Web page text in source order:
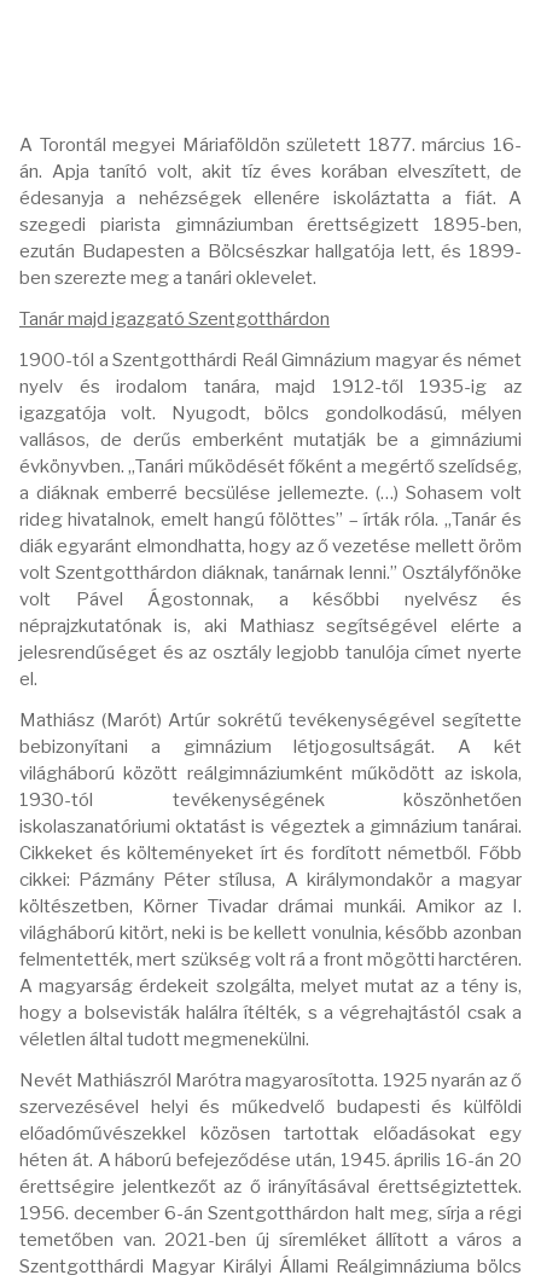
A Torontál megyei Máriaföldön született 1877. március 16-
án. Apja tanító volt, akit tíz éves korában elveszített, de
édesanyja a nehézségek ellenére iskoláztatta a fiát. A
szegedi piarista gimnáziumban érettségizett 1895-ben,
ezután Budapesten a Bölcsészkar hallgatója lett, és 1899-
ben szerezte meg a tanári oklevelet.
Tanár majd igazgató Szentgotthárdon
1900-tól a Szentgotthárdi Reál Gimnázium magyar és német
nyelv és irodalom tanára, majd 1912-től 1935-ig az
igazgatója volt. Nyugodt, bölcs gondolkodású, mélyen
vallásos, de derűs emberként mutatják be a gimnáziumi
évkönyvben. „Tanári működését főként a megértő szelídség,
a diáknak emberré becsülése jellemezte. (…) Sohasem volt
rideg hivatalnok, emelt hangú fölöttes” – írták róla. „Tanár és
diák egyaránt elmondhatta, hogy az ő vezetése mellett öröm
volt Szentgotthárdon diáknak, tanárnak lenni.” Osztályfőnöke
volt Pável Ágostonnak, a későbbi nyelvész és
néprajzkutatónak is, aki Mathiasz segítségével elérte a
jelesrendűséget és az osztály legjobb tanulója címet nyerte
el.
Mathiász (Marót) Artúr sokrétű tevékenységével segítette
bebizonyítani a gimnázium létjogosultságát. A két
világháború között reálgimnáziumként működött az iskola,
1930-tól tevékenységének köszönhetően
iskolaszanatóriumi oktatást is végeztek a gimnázium tanárai.
Cikkeket és költeményeket írt és fordított németből. Főbb
cikkei: Pázmány Péter stílusa, A királymondakör a magyar
költészetben, Körner Tivadar drámai munkái. Amikor az I.
világháború kitört, neki is be kellett vonulnia, később azonban
felmentették, mert szükség volt rá a front mögötti harctéren.
A magyarság érdekeit szolgálta, melyet mutat az a tény is,
hogy a bolsevisták halálra ítélték, s a végrehajtástól csak a
véletlen által tudott megmenekülni.
Nevét Mathiászról Marótra magyarosította. 1925 nyarán az ő
szervezésével helyi és műkedvelő budapesti és külföldi
előadóművészekkel közösen tartottak előadásokat egy
héten át. A háború befejeződése után, 1945. április 16-án 20
érettségire jelentkezőt az ő irányításával érettségiztettek.
1956. december 6-án Szentgotthárdon halt meg, sírja a régi
temetőben van. 2021-ben új síremléket állított a város a
Szentgotthárdi Magyar Királyi Állami Reálgimnáziuma bölcs